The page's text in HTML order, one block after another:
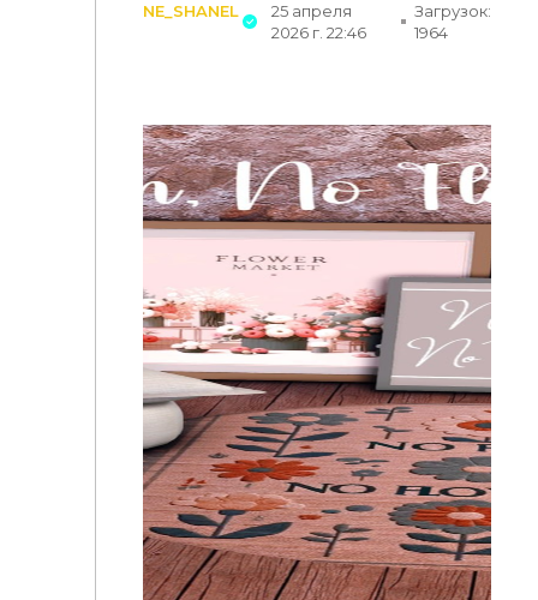
NE_SHANEL
25 апреля
2026 г. 22:46
Загрузок:
1964